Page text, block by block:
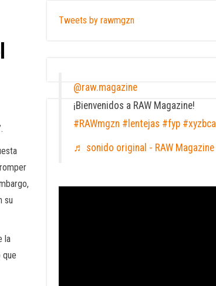
su
la
que
Tweets by rawmgzn
@raw.magazine
¡Bienvenidos a RAW Magazine!
#RAWmgzn #lentejas #fyp #xyzbca
♬ sonido original - RAW Magazine